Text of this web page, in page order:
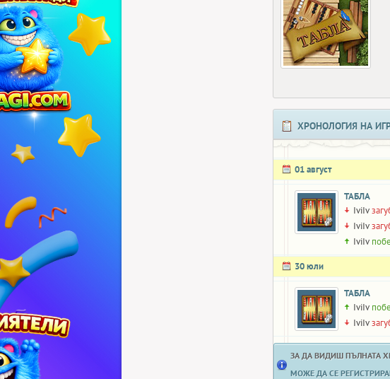
ХРОНОЛОГИЯ НА
01 август
ТАБЛА
IviIv
IviIv
IviIv
30 юли
ТАБЛА
IviIv
IviIv
ЗА ДА ВИДИШ ПЪЛНАТА
МОЖЕ ДА СЕ